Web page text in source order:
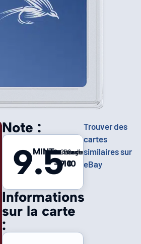
Informations
sur la carte
:
Note :
9.5
MINTCentrage
-
Coins
9
Bords
10
Surface
10
Trouver des
cartes
similaires sur
eBay